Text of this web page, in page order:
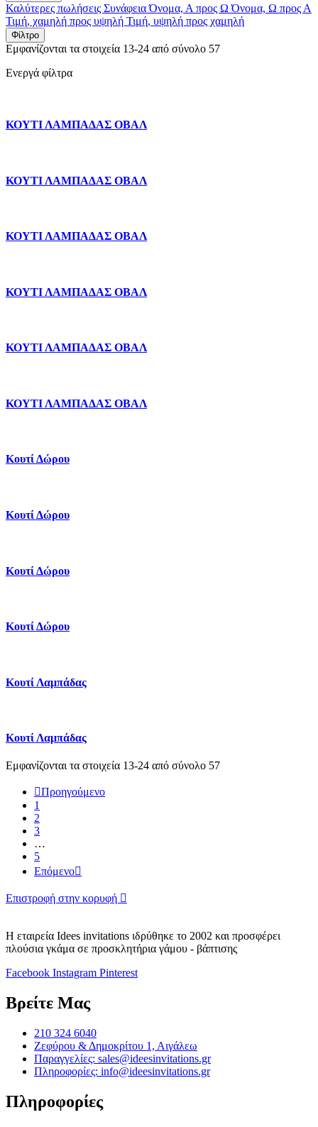
Καλύτερες πωλήσεις ΣυνάφειαΌνομα, Α προς ΩΌνομα, Ω προς Α
Τιμή, χαμηλή προς υψηλή Τιμή, υψηλή προς χαμηλή
Φίλτρο
Εμφανίζονται τα στοιχεία 13-24 από σύνολο 57
Ενεργά φίλτρα
ΚΟΥΤΙ ΛΑΜΠΑΔΑΣ ΟΒΑΛ
ΚΟΥΤΙ ΛΑΜΠΑΔΑΣ ΟΒΑΛ
ΚΟΥΤΙ ΛΑΜΠΑΔΑΣ ΟΒΑΛ
ΚΟΥΤΙ ΛΑΜΠΑΔΑΣ ΟΒΑΛ
ΚΟΥΤΙ ΛΑΜΠΑΔΑΣ ΟΒΑΛ
ΚΟΥΤΙ ΛΑΜΠΑΔΑΣ ΟΒΑΛ
Κουτί Δώρου
Κουτί Δώρου
Κουτί Δώρου
Κουτί Δώρου
Κουτί Λαμπάδας
Κουτί Λαμπάδας
Εμφανίζονται τα στοιχεία 13-24 από σύνολο 57
Προηγούμενο
1
2
3
…
5
Επόμενο
Επιστροφή στην κορυφή 
Η εταιρεία Idees invitations ιδρύθηκε το 2002 και προσφέρει
πλούσια γκάμα σε προσκλητήρια γάμου - βάπτισης
Facebook Instagram Pinterest
Βρείτε Μας
210 324 6040
Ζεφύρου & Δημοκρίτου 1, Αιγάλεω
Παραγγελίες: sales@ideesinvitations.gr
Πληροφορίες: info@ideesinvitations.gr
Πληροφορίες